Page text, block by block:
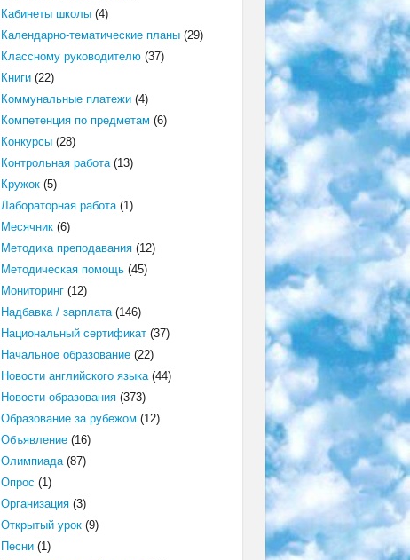
Кабинеты школы(4)
Календарно-тематические планы(29)
Классному руководителю(37)
Книги(22)
Коммунальные платежи(4)
Компетенция по предметам (6)
Конкурсы(28)
Контрольная работа(13)
Кружок(5)
Лабораторная работа(1)
Месячник(6)
Методика преподавания(12)
Методическая помощь(45)
Мониторинг(12)
Надбавка / зарплата(146)
Национальный сертификат(37)
Начальное образование(22)
Новости английского языка(44)
Новости образования(373)
Образование за рубежом (12)
Объявление(16)
Олимпиада(87)
Опрос (1)
Организация(3)
Открытый урок(9)
Песни(1)